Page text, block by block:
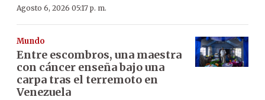
Agosto 6, 2026 05:17 p. m.
Mundo
Entre escombros, una maestra
con cáncer enseña bajo una
carpa tras el terremoto en
Venezuela